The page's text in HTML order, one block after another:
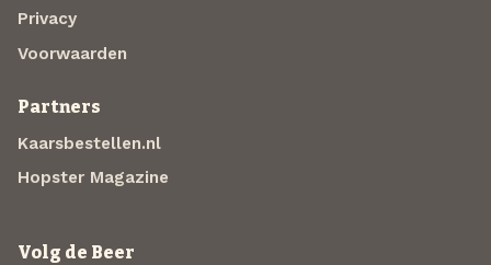
Privacy
Voorwaarden
Partners
Kaarsbestellen.nl
Hopster Magazine
Volg de Beer